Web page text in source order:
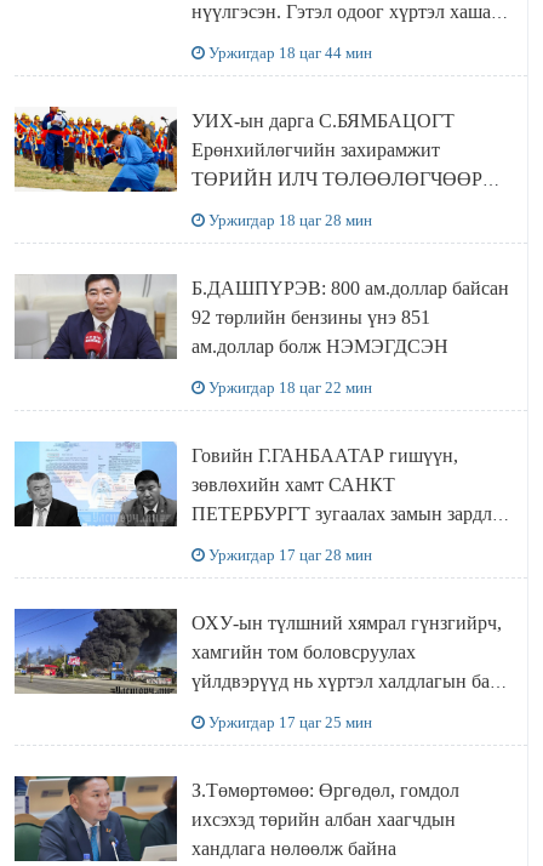
нүүлгэсэн. Гэтэл одоог хүртэл хашаа
байшин ч байхгүй, орон сууц ч
байхгүй хаана амьдрахаа мэдэхгүй явж
Уржигдар 18 цаг 44 мин
УИХ-ын дарга С.БЯМБАЦОГТ
Ерөнхийлөгчийн захирамжит
ТӨРИЙН ИЛЧ ТӨЛӨӨЛӨГЧӨӨР
Сутай хайрханы тахилгад оролцжээ
Уржигдар 18 цаг 28 мин
Б.ДАШПҮРЭВ: 800 ам.доллар байсан
92 төрлийн бензины үнэ 851
ам.доллар болж НЭМЭГДСЭН
Уржигдар 18 цаг 22 мин
Говийн Г.ГАНБААТАР гишүүн,
зөвлөхийн хамт САНКТ
ПЕТЕРБУРГТ зугаалах замын зардлаа
“ИНҮТ” ТӨХХК даажээ
Уржигдар 17 цаг 28 мин
ОХУ-ын түлшний хямрал гүнзгийрч,
хамгийн том боловсруулах
үйлдвэрүүд нь хүртэл халдлагын бай
болов
Уржигдар 17 цаг 25 мин
З.Төмөртөмөө: Өргөдөл, гомдол
ихсэхэд төрийн албан хаагчдын
хандлага нөлөөлж байна